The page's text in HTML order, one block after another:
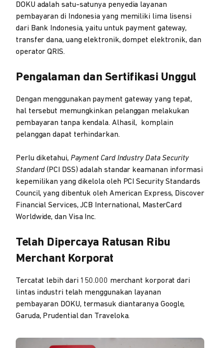
DOKU adalah satu-satunya penyedia layanan
pembayaran di Indonesia yang memiliki lima lisensi
dari Bank Indonesia, yaitu untuk payment gateway,
transfer dana, uang elektronik, dompet elektronik, dan
operator QRIS.
Pengalaman dan Sertifikasi Unggul
Dengan menggunakan payment gateway yang tepat,
hal tersebut memungkinkan pelanggan melakukan
pembayaran tanpa kendala. Alhasil, komplain
pelanggan dapat terhindarkan.
Perlu diketahui, Payment Card Industry Data Security
Standard (PCI DSS) adalah standar keamanan informasi
kepemilikan yang dikelola oleh PCI Security Standards
Council, yang dibentuk oleh American Express, Discover
Financial Services, JCB International, MasterCard
Worldwide, dan Visa Inc.
Telah Dipercaya Ratusan Ribu
Merchant Korporat
Tercatat lebih dari 150.000 merchant korporat dari
lintas industri telah menggunakan layanan
pembayaran DOKU, termasuk diantaranya Google,
Garuda, Prudential dan Traveloka.